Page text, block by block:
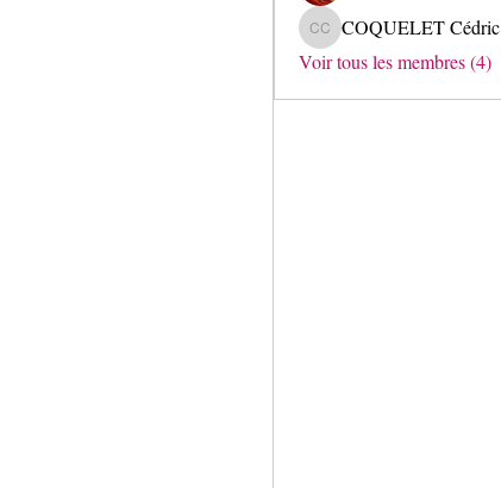
COQUELET Cédric
COQUELET Cédric
Voir tous les membres (4)